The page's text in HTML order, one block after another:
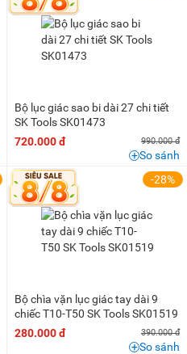
Bộ lục giác sao bi dài 27 chi tiết
SK Tools SK01473
720.000 đ
990.000 đ
So sánh
-28%
Bộ chìa vặn lục giác tay dài 9
chiếc T10-T50 SK Tools SK01519
280.000 đ
390.000 đ
So sánh